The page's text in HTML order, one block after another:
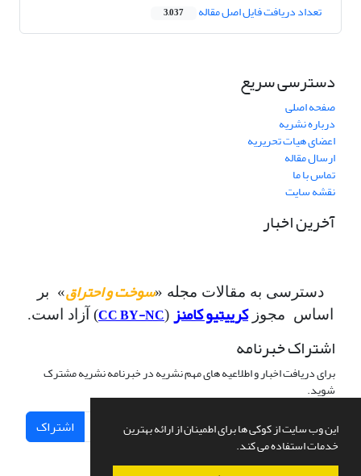
این وب سایت از کوکی ها برای اطمینان از ارائه بهترین
خدمات استفاده می کند.
تعداد دریافت فایل اصل مقاله 3,037
دسترسی سریع
صفحه اصلی
درباره نشریه
اعضای هیات تحریریه
ارسال مقاله
تماس با ما
نقشه سایت
آخرین اخبار
دسترسی به مقالات مجله «سوخت و احتراق» بر
اساس مجوزکرییتیو کامنز (
CC BY-NC) آزاد است.
اشتراک خبرنامه
برای دریافت اخبار و اطلاعیه های مهم نشریه در خبرنامه نشریه مشترک
شوید.
اشتراک